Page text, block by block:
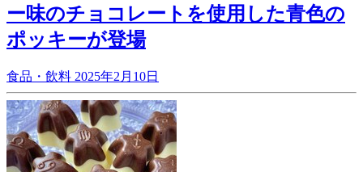
ー味のチョコレートを使用した青色の
ポッキーが登場
食品・飲料 2025年2月10日